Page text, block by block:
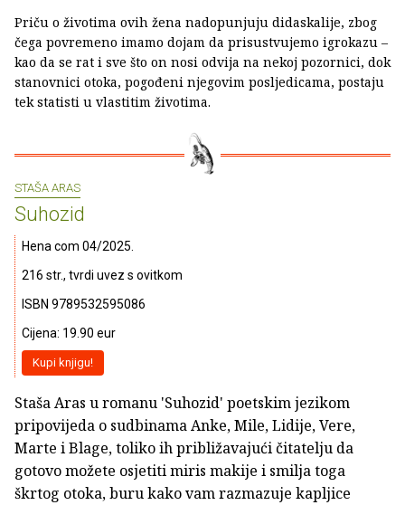
Priču o životima ovih žena nadopunjuju didaskalije, zbog
čega povremeno imamo dojam da prisustvujemo igrokazu –
kao da se rat i sve što on nosi odvija na nekoj pozornici, dok
stanovnici otoka, pogođeni njegovim posljedicama, postaju
tek statisti u vlastitim životima.
STAŠA ARAS
Suhozid
Hena com 04/2025.
216 str., tvrdi uvez s ovitkom
ISBN 9789532595086
Cijena: 19.90 eur
Kupi knjigu!
Staša Aras u romanu 'Suhozid' poetskim jezikom
pripovijeda o sudbinama Anke, Mile, Lidije, Vere,
Marte i Blage, toliko ih približavajući čitatelju da
gotovo možete osjetiti miris makije i smilja toga
škrtog otoka, buru kako vam razmazuje kapljice